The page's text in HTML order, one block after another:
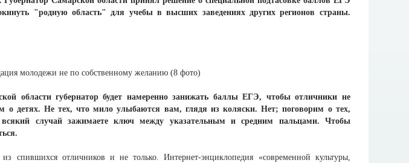
"родную область" для учебы в высших заведениях других регионов страны.
области губернатор будет намеренно занижать баллы ЕГЭ, чтобы отличники не
о детях. Не тех, что мило улыбаются вам, глядя из коляски. Нет; поговорим о тех,
случай зажимаете ключ между указательным и средним пальцами. Чтобы
спившихся отличников и не только. Интернет-энциклопедия «современной культуры,